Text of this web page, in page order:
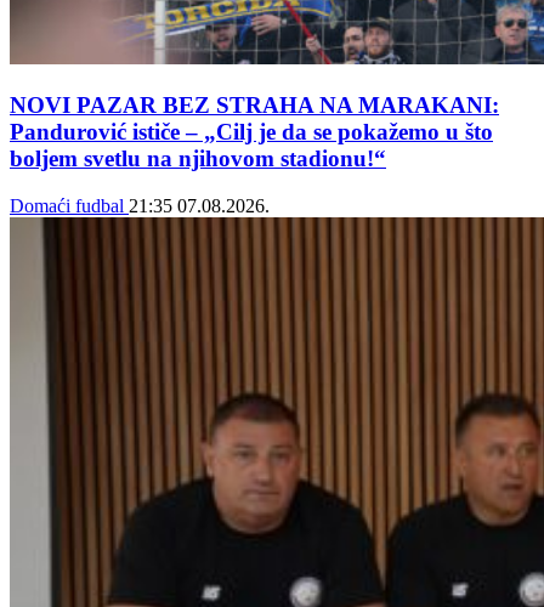
NOVI PAZAR BEZ STRAHA NA MARAKANI:
Pandurović ističe – „Cilj je da se pokažemo u što
boljem svetlu na njihovom stadionu!“
Domaći fudbal 21:35 07.08.2026.